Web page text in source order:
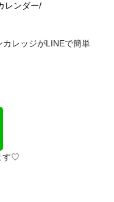
レンダー/
レッジがLINEで簡単
す♡